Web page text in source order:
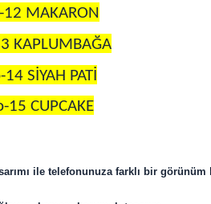
12 MAKARON
KAPLUMBAĞA
14 SİYAH PATİ
15 CUPCAKE
ile telefonunuza farklı bir görünüm